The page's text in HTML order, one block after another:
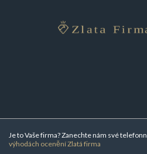
Je to Vaše firma? Zanechte nám své
výhodách ocenění Zlatá firma